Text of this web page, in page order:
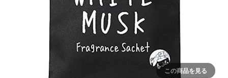
この商品を見る